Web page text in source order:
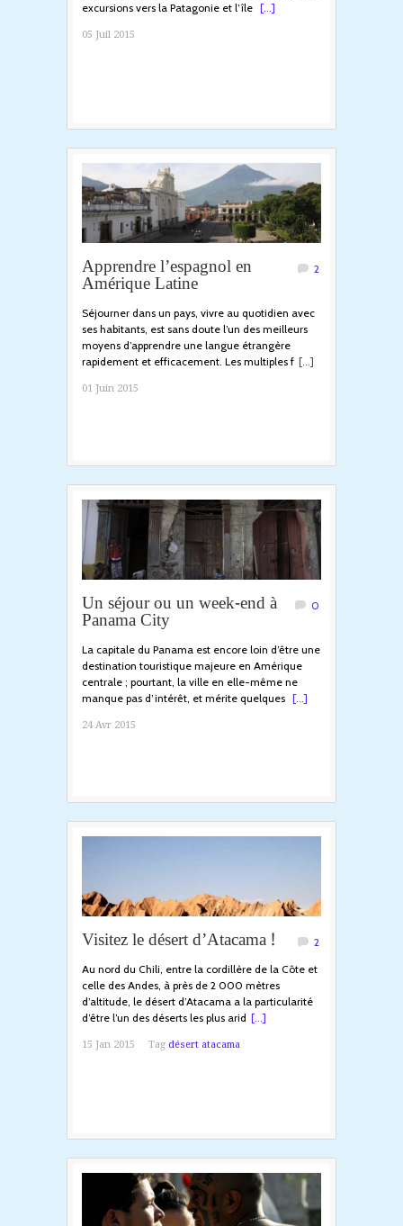
excursions vers la Patagonie et l’île [...]
05 Juil 2015
Apprendre l’espagnol en
Amérique Latine
2
Séjourner dans un pays, vivre au quotidien avec
ses habitants, est sans doute l’un des meilleurs
moyens d’apprendre une langue étrangère
rapidement et efficacement. Les multiples f [...]
01 Juin 2015
Un séjour ou un week-end à
Panama City
0
La capitale du Panama est encore loin d’être une
destination touristique majeure en Amérique
centrale ; pourtant, la ville en elle-même ne
manque pas d’intérêt, et mérite quelques [...]
24 Avr 2015
Visitez le désert d’Atacama !
2
Au nord du Chili, entre la cordillère de la Côte et
celle des Andes, à près de 2 000 mètres
d’altitude, le désert d’Atacama a la particularité
d’être l’un des déserts les plus arid [...]
15 Jan 2015 Tag désert atacama